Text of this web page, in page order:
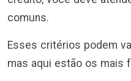
comuns.
Esses critérios podem
mas aqui estão os mais